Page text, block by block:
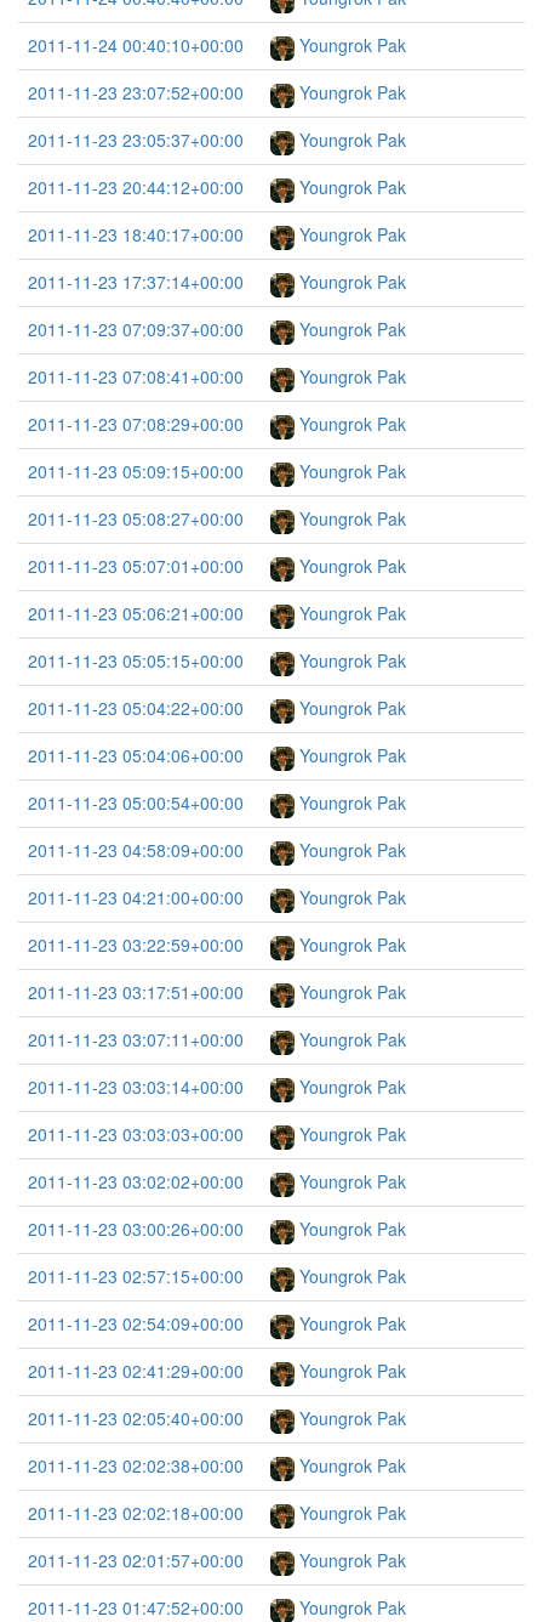
2011-11-24 00:40:10+00:00
Youngrok Pak
2011-11-23 23:07:52+00:00
Youngrok Pak
2011-11-23 23:05:37+00:00
Youngrok Pak
2011-11-23 20:44:12+00:00
Youngrok Pak
2011-11-23 18:40:17+00:00
Youngrok Pak
2011-11-23 17:37:14+00:00
Youngrok Pak
2011-11-23 07:09:37+00:00
Youngrok Pak
2011-11-23 07:08:41+00:00
Youngrok Pak
2011-11-23 07:08:29+00:00
Youngrok Pak
2011-11-23 05:09:15+00:00
Youngrok Pak
2011-11-23 05:08:27+00:00
Youngrok Pak
2011-11-23 05:07:01+00:00
Youngrok Pak
2011-11-23 05:06:21+00:00
Youngrok Pak
2011-11-23 05:05:15+00:00
Youngrok Pak
2011-11-23 05:04:22+00:00
Youngrok Pak
2011-11-23 05:04:06+00:00
Youngrok Pak
2011-11-23 05:00:54+00:00
Youngrok Pak
2011-11-23 04:58:09+00:00
Youngrok Pak
2011-11-23 04:21:00+00:00
Youngrok Pak
2011-11-23 03:22:59+00:00
Youngrok Pak
2011-11-23 03:17:51+00:00
Youngrok Pak
2011-11-23 03:07:11+00:00
Youngrok Pak
2011-11-23 03:03:14+00:00
Youngrok Pak
2011-11-23 03:03:03+00:00
Youngrok Pak
2011-11-23 03:02:02+00:00
Youngrok Pak
2011-11-23 03:00:26+00:00
Youngrok Pak
2011-11-23 02:57:15+00:00
Youngrok Pak
2011-11-23 02:54:09+00:00
Youngrok Pak
2011-11-23 02:41:29+00:00
Youngrok Pak
2011-11-23 02:05:40+00:00
Youngrok Pak
2011-11-23 02:02:38+00:00
Youngrok Pak
2011-11-23 02:02:18+00:00
Youngrok Pak
2011-11-23 02:01:57+00:00
Youngrok Pak
2011-11-23 01:47:52+00:00
Youngrok Pak